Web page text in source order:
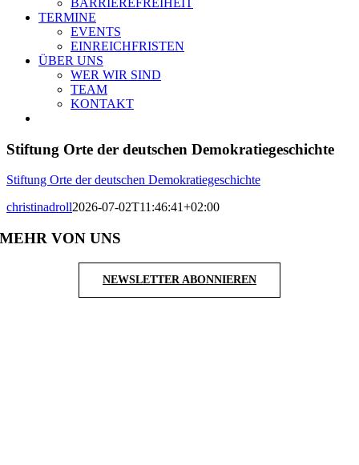
BARRIEREFREIHEIT
TERMINE
EVENTS
EINREICHFRISTEN
ÜBER UNS
WER WIR SIND
TEAM
KONTAKT
Stiftung Orte der deutschen Demokratiegeschichte
Stiftung Orte der deutschen Demokratiegeschichte
christinadroll2026-07-02T11:46:41+02:00
MEHR VON UNS
NEWSLETTER ABONNIEREN